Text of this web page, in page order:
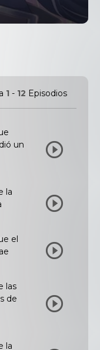
1 - 12 Episodios
un
la
el
las
de
la